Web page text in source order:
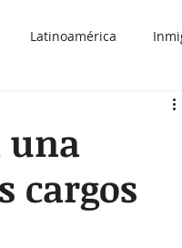
Latinoamérica
una
cargos